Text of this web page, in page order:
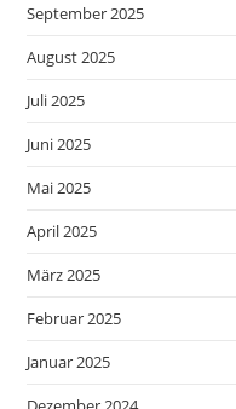
September 2025
August 2025
Juli 2025
Juni 2025
Mai 2025
April 2025
März 2025
Februar 2025
Januar 2025